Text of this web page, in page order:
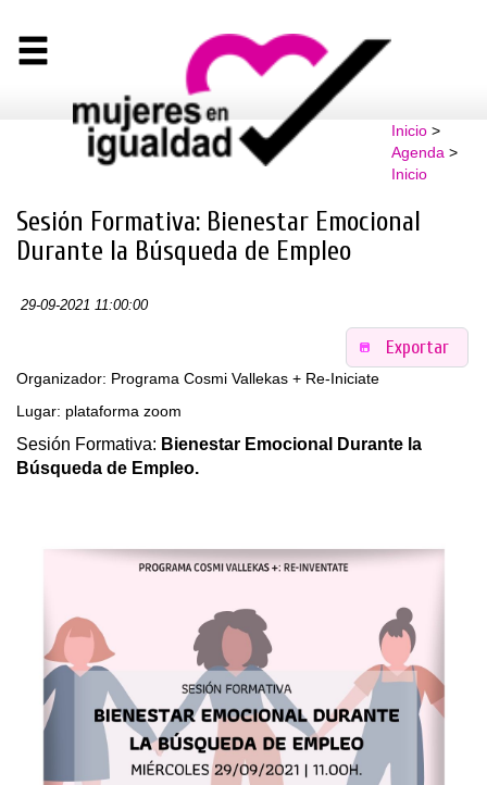
Inicio>
Agenda >
Inicio
Sesión Formativa: Bienestar Emocional
Durante la Búsqueda de Empleo
29-09-2021 11:00:00
Exportar
Organizador: Programa Cosmi Vallekas + Re-Iniciate
Lugar: plataforma zoom
Sesión Formativa: Bienestar Emocional Durante la
Búsqueda de Empleo.